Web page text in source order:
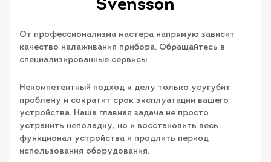
Svensson
От профессионализма мастера напрямую зависит
качество налаживания прибора. Обращайтесь в
специализированные сервисы.
Некомпетентный подход к делу только усугубит
проблему и сократит срок эксплуатации вашего
устройства. Наша главная задача не просто
устранить неполадку, но и восстановить весь
функционал устройства и продлить период
использования оборудования.